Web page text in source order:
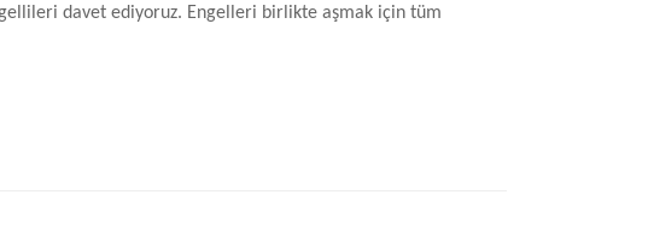
davet ediyoruz. Engelleri birlikte aşmak için tüm